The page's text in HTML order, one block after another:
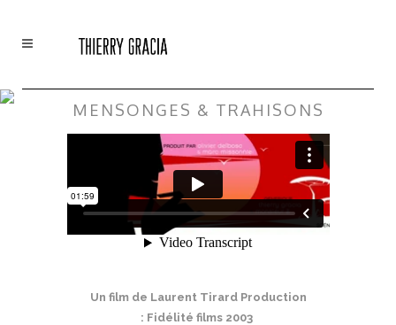
MENSONGES & TRAHISONS
Un film de Laurent Tirard Production
: Fidélité films 2003